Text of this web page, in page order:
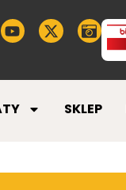
SKLEP